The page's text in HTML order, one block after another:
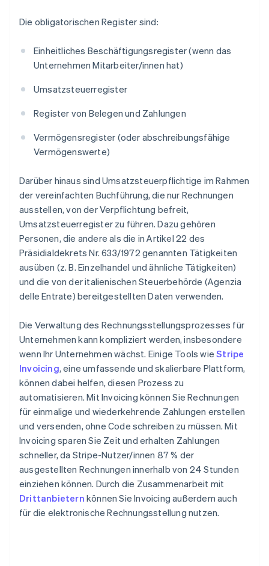
Die obligatorischen Register sind:
Einheitliches Beschäftigungsregister (wenn das
Unternehmen Mitarbeiter/innen hat)
Umsatzsteuerregister
Register von Belegen und Zahlungen
Vermögensregister (oder abschreibungsfähige
Vermögenswerte)
Darüber hinaus sind Umsatzsteuerpflichtige im Rahmen
der vereinfachten Buchführung, die nur Rechnungen
ausstellen, von der Verpflichtung befreit,
Umsatzsteuerregister zu führen. Dazu gehören
Personen, die andere als die in Artikel 22 des
Präsidialdekrets Nr. 633/1972 genannten Tätigkeiten
ausüben (z. B. Einzelhandel und ähnliche Tätigkeiten)
und die von der italienischen Steuerbehörde (Agenzia
delle Entrate) bereitgestellten Daten verwenden.
Die Verwaltung des Rechnungsstellungsprozesses für
Unternehmen kann kompliziert werden, insbesondere
wenn Ihr Unternehmen wächst. Einige Tools wieStripe
Invoicing, eine umfassende und skalierbare Plattform,
können dabei helfen, diesen Prozess zu
automatisieren. Mit Invoicing können Sie Rechnungen
für einmalige und wiederkehrende Zahlungen erstellen
und versenden, ohne Code schreiben zu müssen. Mit
Invoicing sparen Sie Zeit und erhalten Zahlungen
schneller, da Stripe-Nutzer/innen 87 % der
ausgestellten Rechnungen innerhalb von 24 Stunden
einziehen können. Durch die Zusammenarbeit mit
Drittanbietern können Sie Invoicing außerdem auch
für die elektronische Rechnungsstellung nutzen.